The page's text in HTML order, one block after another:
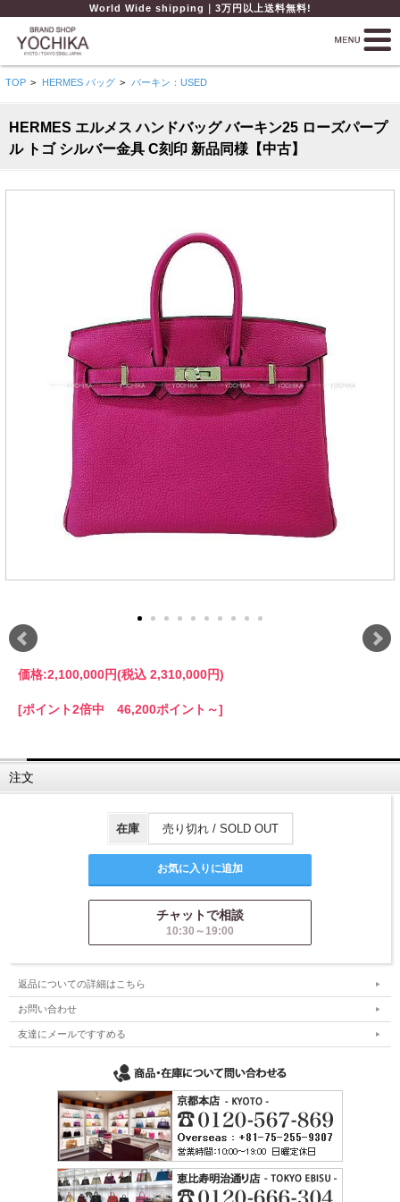
World Wide shipping｜3万円以上送料無料!
TOP > HERMES バッグ > バーキン：USED
HERMES エルメス ハンドバッグ バーキン25 ローズパープ
ル トゴ シルバー金具 C刻印 新品同様【中古】
価格:2,100,000円(税込 2,310,000円)
[ポイント2倍中 46,200ポイント～]
注文
在庫 売り切れ / SOLD OUT
チャットで相談
10:30～19:00
返品についての詳細はこちら
お問い合わせ
友達にメールですすめる